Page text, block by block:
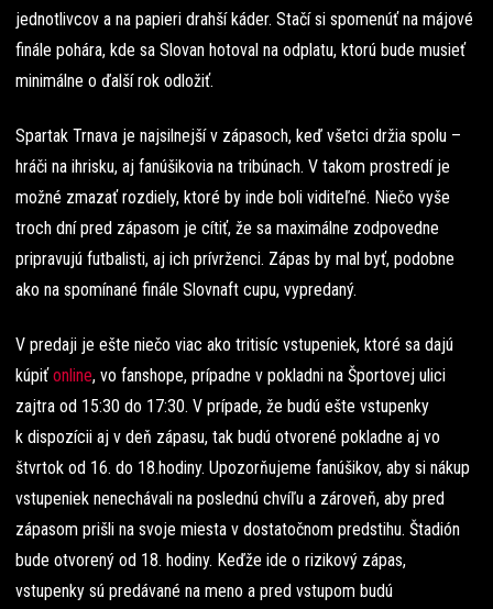
jednotlivcov a na papieri drahší káder. Stačí si spomenúť na májové
finále pohára, kde sa Slovan hotoval na odplatu, ktorú bude musieť
minimálne o ďalší rok odložiť.
Spartak Trnava je najsilnejší v zápasoch, keď všetci držia spolu –
hráči na ihrisku, aj fanúšikovia na tribúnach. V takom prostredí je
možné zmazať rozdiely, ktoré by inde boli viditeľné. Niečo vyše
troch dní pred zápasom je cítiť, že sa maximálne zodpovedne
pripravujú futbalisti, aj ich prívrženci. Zápas by mal byť, podobne
ako na spomínané finále Slovnaft cupu, vypredaný.
V predaji je ešte niečo viac ako tritisíc vstupeniek, ktoré sa dajú
kúpiťonline, vo fanshope, prípadne v pokladni na Športovej ulici
zajtra od 15:30 do 17:30. V prípade, že budú ešte vstupenky
k dispozícii aj v deň zápasu, tak budú otvorené pokladne aj vo
štvrtok od 16. do 18.hodiny. Upozorňujeme fanúšikov, aby si nákup
vstupeniek nenechávali na poslednú chvíľu a zároveň, aby pred
zápasom prišli na svoje miesta v dostatočnom predstihu. Štadión
bude otvorený od 18. hodiny. Keďže ide o rizikový zápas,
vstupenky sú predávané na meno a pred vstupom budú